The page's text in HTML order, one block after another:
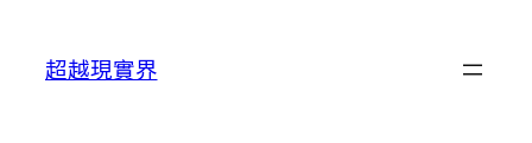
超越現實界